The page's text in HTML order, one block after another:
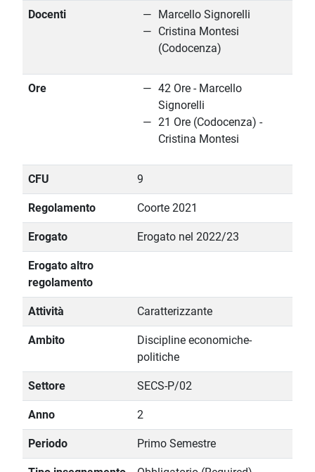
Docenti
Marcello Signorelli
Cristina Montesi
(Codocenza)
Ore
42 Ore - Marcello
Signorelli
21 Ore (Codocenza) -
Cristina Montesi
CFU 9
Regolamento Coorte 2021
Erogato Erogato nel 2022/23
Erogato altro
regolamento
Attività Caratterizzante
Ambito
Discipline economiche-
politiche
Settore SECS-P/02
Anno 2
Periodo Primo Semestre